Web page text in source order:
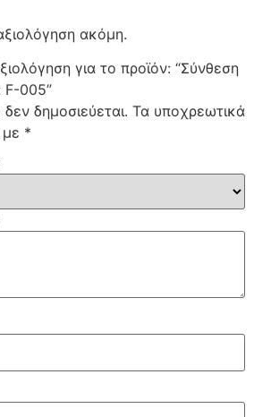
ακόμη.
για το προϊόν: “Σύνθεση
F-005”
δημοσιεύεται. Τα υποχρεωτικά
με *